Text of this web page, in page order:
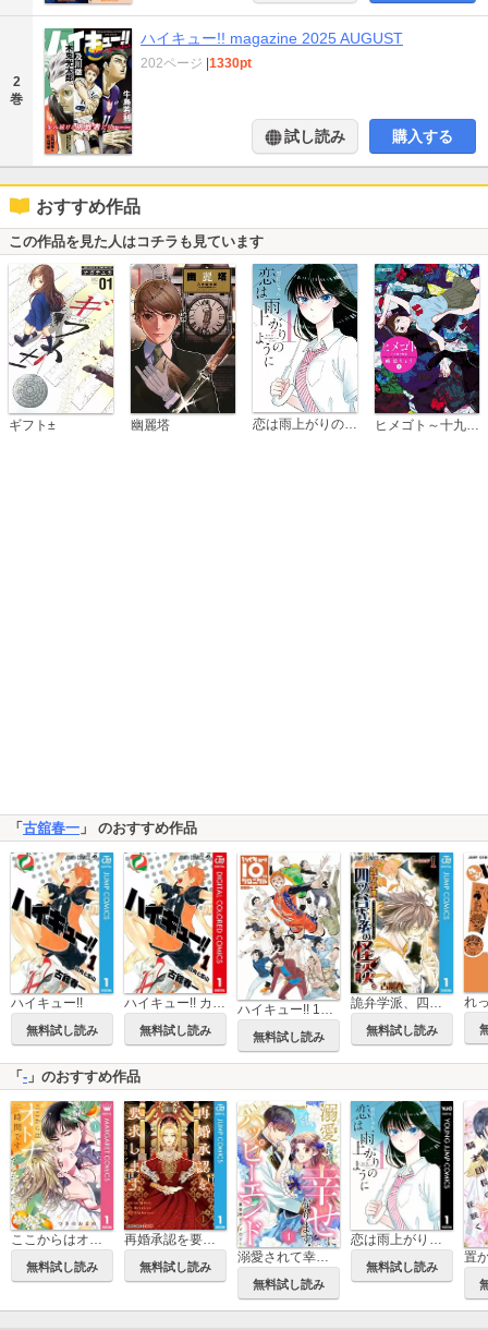
2
巻
ハイキュー!! magazine 2025 AUGUST
202ページ 1330pt
試し読み 購入する
おすすめ作品
この作品を見た人はコチラも見ています
ギフト± 幽麗塔 恋は雨上がりのように
「 古舘春一 」 のおすすめ作品
ハイキュー!!
無料試し読み
ハイキュー!! カラー版
無料試し読み
ハイキュー!! 10thクロニクル
無料試し読み
詭弁学派、四ッ谷先輩の怪談。
無料試し読み
「 - 」のおすすめ作品
無料試し読み 無料試し読み
溺愛されて幸せになります！ALLハッピーエンド異世界アンソロジー
無料試し読み
無料試し読み